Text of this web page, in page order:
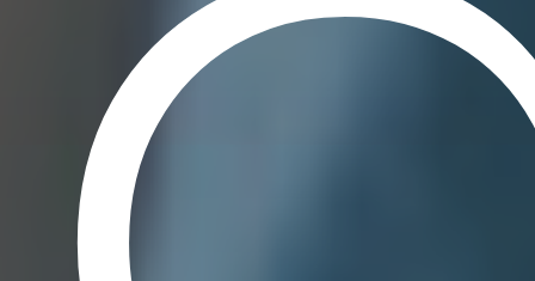
EN SAVOIR PLUS